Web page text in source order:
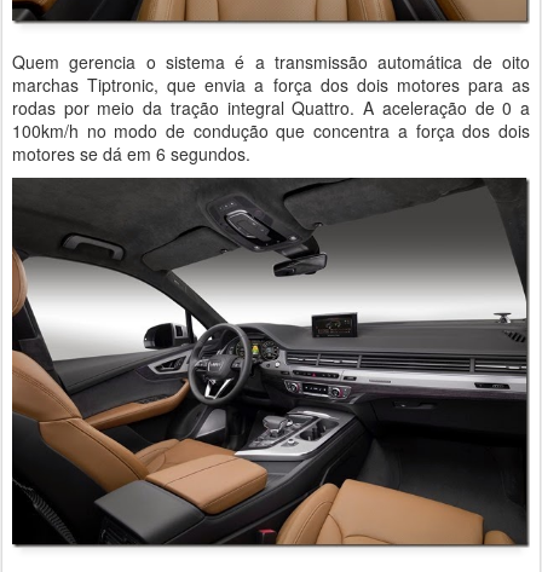
Quem gerencia o sistema é a transmissão automática de oito
marchas Tiptronic, que envia a força dos dois motores para as
rodas por meio da tração integral Quattro. A aceleração de 0 a
100km/h no modo de condução que concentra a força dos dois
motores se dá em 6 segundos.